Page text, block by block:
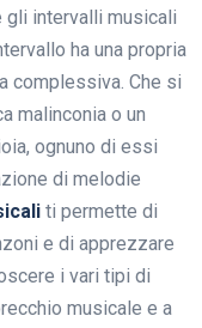
gli intervalli musicali
ha una propria
complessiva. Che si
malinconia o un
ognuno di essi
di melodie
ti permette di
e di apprezzare
i vari tipi di
musicale e a